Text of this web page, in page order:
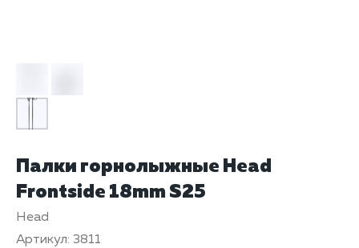
Палки горнолыжные Head
Frontside 18mm S25
Head
Артикул: 3811